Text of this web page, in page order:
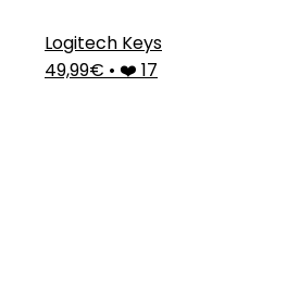
Logitech Keys
49,99€ • ❤️ 17